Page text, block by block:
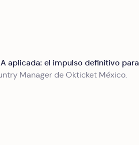
aplicada: el impulso definitivo para
Manager de Okticket México.